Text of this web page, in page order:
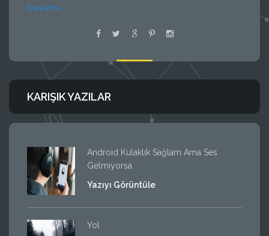
Devamı...
KARIŞIK YAZILAR
Android Kulaklık Sağlam Ama Ses
Gelmiyorsa
Yazıyı Görüntüle
Yol